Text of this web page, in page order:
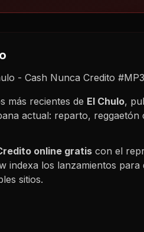
- Cash Nunca Credito #MP3
más recientes de El Chulo,
actual: reparto,
online gratis con el
indexa los lanzamientos
sitios.